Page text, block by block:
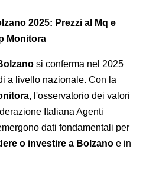
2025: Prezzi al Mq e
Monitora
si conferma nel 2025
a livello nazionale. Con la
, l'osservatorio dei valori
Italiana Agenti
dati fondamentali per
o investire a Bolzano e in